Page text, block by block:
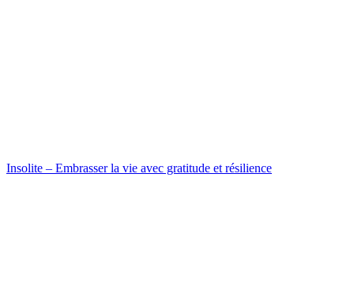
Insolite – Embrasser la vie avec gratitude et résilience